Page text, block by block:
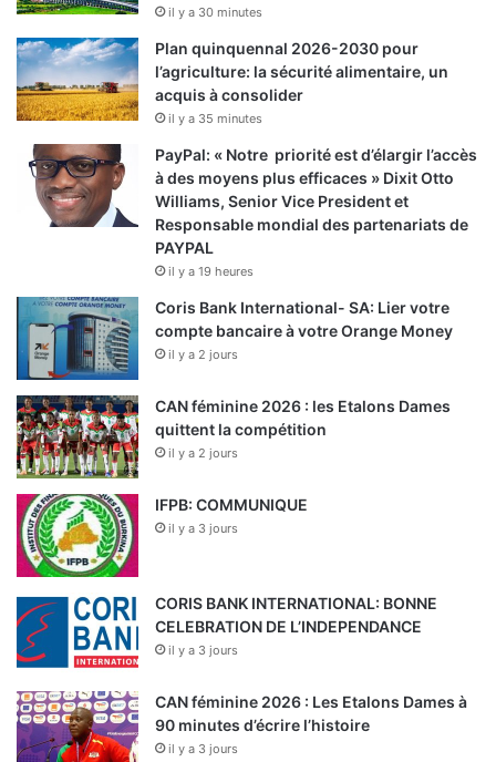
il y a 30 minutes
Plan quinquennal 2026-2030 pour
l’agriculture: la sécurité alimentaire, un
acquis à consolider
il y a 35 minutes
PayPal: « Notre priorité est d’élargir l’accès
à des moyens plus efficaces » Dixit Otto
Williams, Senior Vice President et
Responsable mondial des partenariats de
PAYPAL
il y a 19 heures
Coris Bank International- SA: Lier votre
compte bancaire à votre Orange Money
il y a 2 jours
CAN féminine 2026 : les Etalons Dames
quittent la compétition
il y a 2 jours
IFPB: COMMUNIQUE
il y a 3 jours
CORIS BANK INTERNATIONAL: BONNE
CELEBRATION DE L’INDEPENDANCE
il y a 3 jours
CAN féminine 2026 : Les Etalons Dames à
90 minutes d’écrire l’histoire
il y a 3 jours